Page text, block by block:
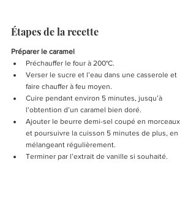
Étapes de la recette
Préparer le caramel
Préchauffer le four à 200°C.
Verser le sucre et l’eau dans une casserole et
faire chauffer à feu moyen.
Cuire pendant environ 5 minutes, jusqu’à
l’obtention d’un caramel bien doré.
Ajouter le beurre demi-sel coupé en morceaux
et poursuivre la cuisson 5 minutes de plus, en
mélangeant régulièrement.
Terminer par l’extrait de vanille si souhaité.